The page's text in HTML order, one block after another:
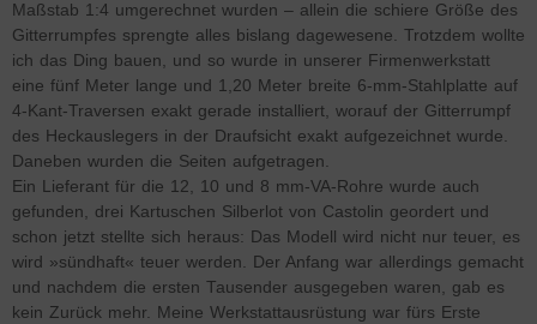
Maßstab 1:4 umgerechnet wurden – allein die schiere Größe des
Gitterrumpfes sprengte alles bislang dagewesene. Trotzdem wollte
ich das Ding bauen, und so wurde in unserer Firmenwerkstatt
eine fünf Meter lange und 1,20 Meter breite 6-mm-Stahlplatte auf
4-Kant-Traversen exakt gerade installiert, worauf der Gitterrumpf
des Heckauslegers in der Draufsicht exakt aufgezeichnet wurde.
Daneben wurden die Seiten aufgetragen.
Ein Lieferant für die 12, 10 und 8 mm-VA-Rohre wurde auch
gefunden, drei Kartuschen Silberlot von Castolin geordert und
schon jetzt stellte sich heraus: Das Modell wird nicht nur teuer, es
wird »sündhaft« teuer werden. Der Anfang war allerdings gemacht
und nachdem die ersten Tausender ausgegeben waren, gab es
kein Zurück mehr. Meine Werkstattausrüstung war fürs Erste